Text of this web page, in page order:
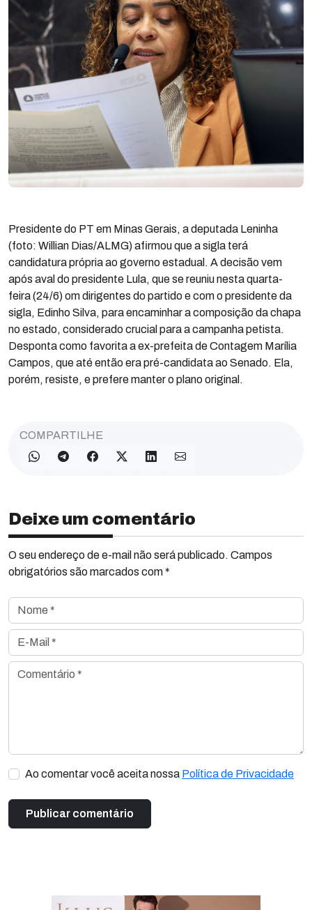
Presidente do PT em Minas Gerais, a deputada Leninha
(foto: Willian Dias/ALMG) afirmou que a sigla terá
candidatura própria ao governo estadual. A decisão vem
após aval do presidente Lula, que se reuniu nesta quarta-
feira (24/6) om dirigentes do partido e com o presidente da
sigla, Edinho Silva, para encaminhar a composição da chapa
no estado, considerado crucial para a campanha petista.
Desponta como favorita a ex-prefeita de Contagem Marília
Campos, que até então era pré-candidata ao Senado. Ela,
porém, resiste, e prefere manter o plano original.
COMPARTILHE
Deixe um comentário
O seu endereço de e-mail não será publicado. Campos
obrigatórios são marcados com *
Nome *
E-Mail *
Comentário *
Ao comentar você aceita nossa Política de Privacidade